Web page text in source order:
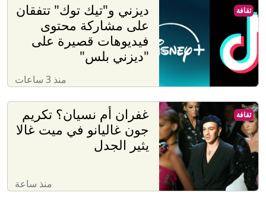
ديزني و"تيك توك" تتفقان
على مشاركة محتوى
فيديوهات قصيرة على
"ديزني بلس"
منذ 3 ساعات
ثقافة
غفران أم نسيان؟ تكريم
جون غاليانو في ميت غالا
يثير الجدل
منذ ساعة
ثقافة